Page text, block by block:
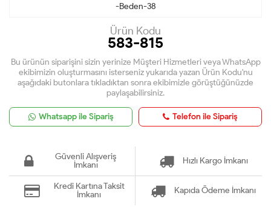
-Beden-38
Ürün Kodu
583-815
Bu ürünün siparişini sizin yerinize Müşteri Hizmetleri veya WhatsApp
ekibimizin oluşturmasını isterseniz yukarıda yazan Ürün Kodu'nu
aşağıdaki butonlara tıkladıktan sonra ekibimizle görüştüğünüzde
paylaşabilirsiniz.
Whatsapp ile Sipariş Telefon ile Sipariş
Güvenli Alışveriş
İmkanı
Hızlı Kargo İmkanı
Kredi Kartına Taksit
İmkanı
Kapıda Ödeme İmkanı